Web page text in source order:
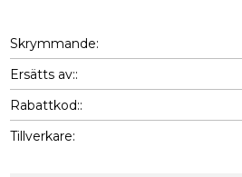
Skrymmande
Ersätts av:
Rabattkod:
Tillverkare